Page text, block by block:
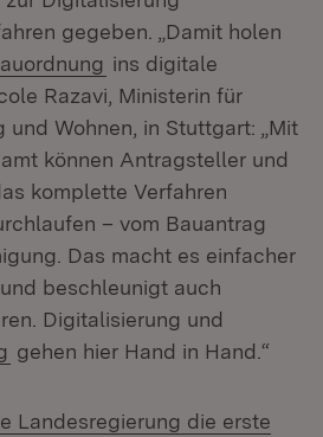
gegeben. „Damit holen
(Öffnet in neuem
ins digitale
Razavi, Ministerin für
Wohnen, in Stuttgart: „Mit
können Antragsteller und
komplette Verfahren
– vom Bauantrag
Das macht es einfacher
beschleunigt auch
Digitalisierung und
gehen hier Hand in Hand.“
Landesregierung die erste